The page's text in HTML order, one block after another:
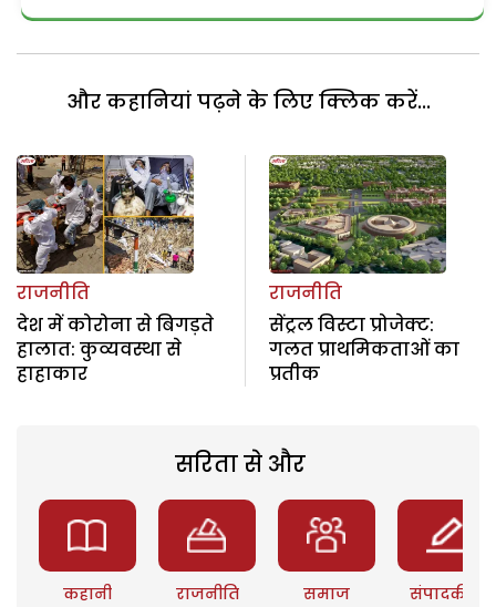
और कहानियां पढ़ने के लिए क्लिक करें...
राजनीति
देश में कोरोना से बिगड़ते
हालात: कुव्यवस्था से
हाहाकार
राजनीति
सेंट्रल विस्टा प्रोजेक्ट:
गलत प्राथमिकताओं का
प्रतीक
सरिता से और
कहानी राजनीति समाज संपादकीय